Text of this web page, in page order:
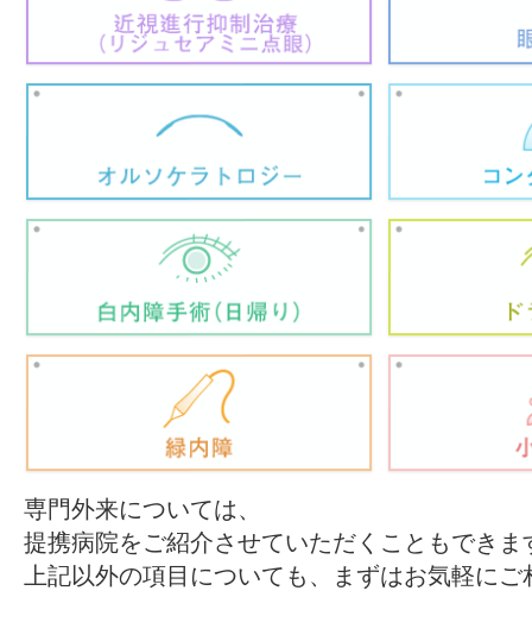
専門外来については、
提携病院をご紹介させていただくこともできま
上記以外の項目についても、まずはお気軽に